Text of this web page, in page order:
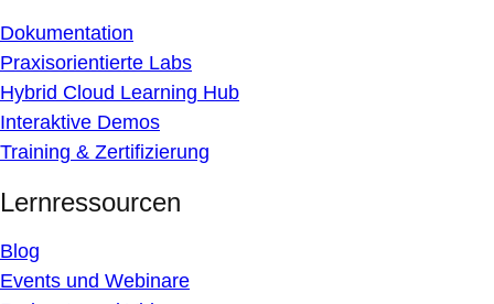
Dokumentation
Praxisorientierte Labs
Hybrid Cloud Learning Hub
Interaktive Demos
Training & Zertifizierung
Lernressourcen
Blog
Events und Webinare